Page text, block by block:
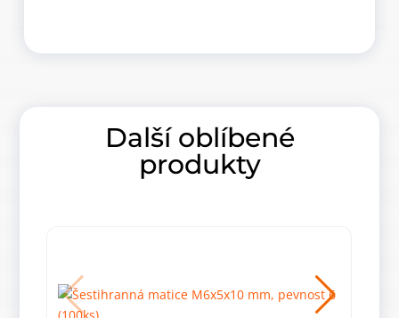
Další oblíbené
produkty